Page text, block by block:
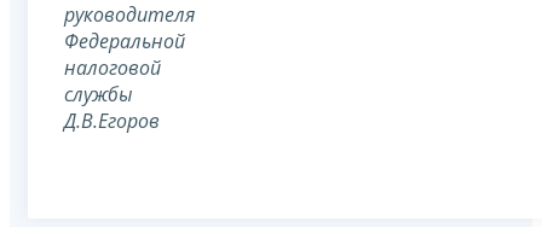
руководителя
Федеральной
налоговой
службы
Д.В.Егоров